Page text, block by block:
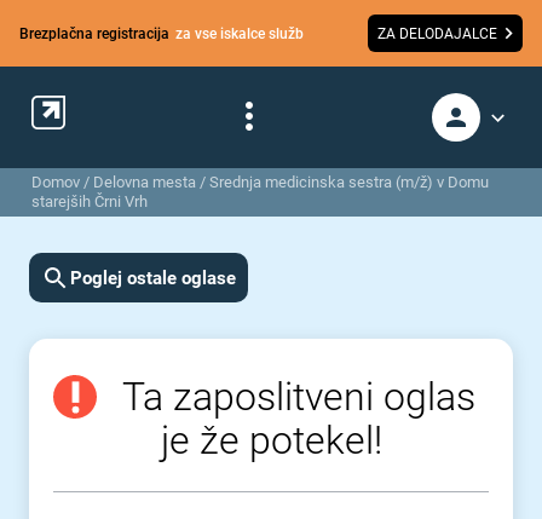
Brezplačna registracija za vse iskalce služb ZA DELODAJALCE
Domov / Delovna mesta / Srednja medicinska sestra (m/ž) v Domu
starejših Črni Vrh
Poglej ostale oglase
Ta zaposlitveni oglas
je že potekel!